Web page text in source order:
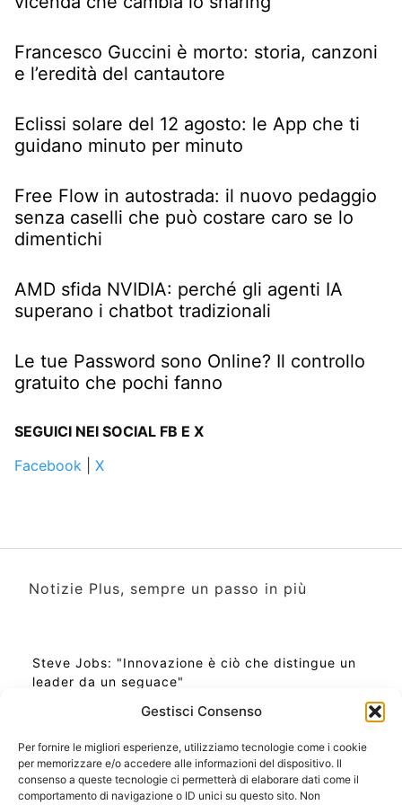
Gestisci Consenso
Per fornire le migliori esperienze, utilizziamo tecnologie come i cookie
per memorizzare e/o accedere alle informazioni del dispositivo. Il
consenso a queste tecnologie ci permetterà di elaborare dati come il
comportamento di navigazione o ID unici su questo sito. Non
Francesco Guccini è morto: storia, canzoni
e l’eredità del cantautore
Eclissi solare del 12 agosto: le App che ti
guidano minuto per minuto
Free Flow in autostrada: il nuovo pedaggio
senza caselli che può costare caro se lo
dimentichi
AMD sfida NVIDIA: perché gli agenti IA
superano i chatbot tradizionali
Le tue Password sono Online? Il controllo
gratuito che pochi fanno
SEGUICI NEI SOCIAL FB E X
Facebook
X
Notizie Plus, sempre un passo in più
Steve Jobs: "Innovazione è ciò che distingue un
leader da un seguace"
Ora Esatta in Italia in questo momento
Ti Senti Strano Ultimamente? Potrebbe Essere per